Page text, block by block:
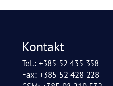
Kontakt
Tel.: +385 52 435 358
Fax: +385 52 428 228